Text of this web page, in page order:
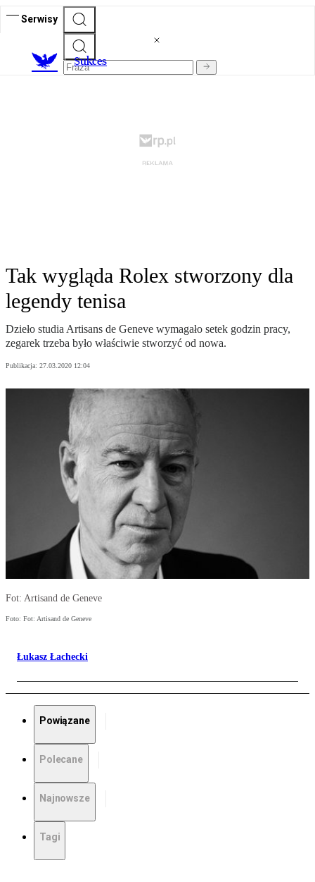
Serwisy
Sukces
Tak wygląda Rolex stworzony dla
legendy tenisa
Dzieło studia Artisans de Geneve wymagało setek godzin pracy,
zegarek trzeba było właściwie stworzyć od nowa.
Publikacja: 27.03.2020 12:04
Fot: Artisand de Geneve
Foto: Fot: Artisand de Geneve
Łukasz Łachecki
Powiązane
Polecane
Najnowsze
Tagi